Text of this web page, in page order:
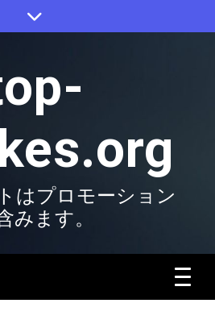
はプロモーション
みます。